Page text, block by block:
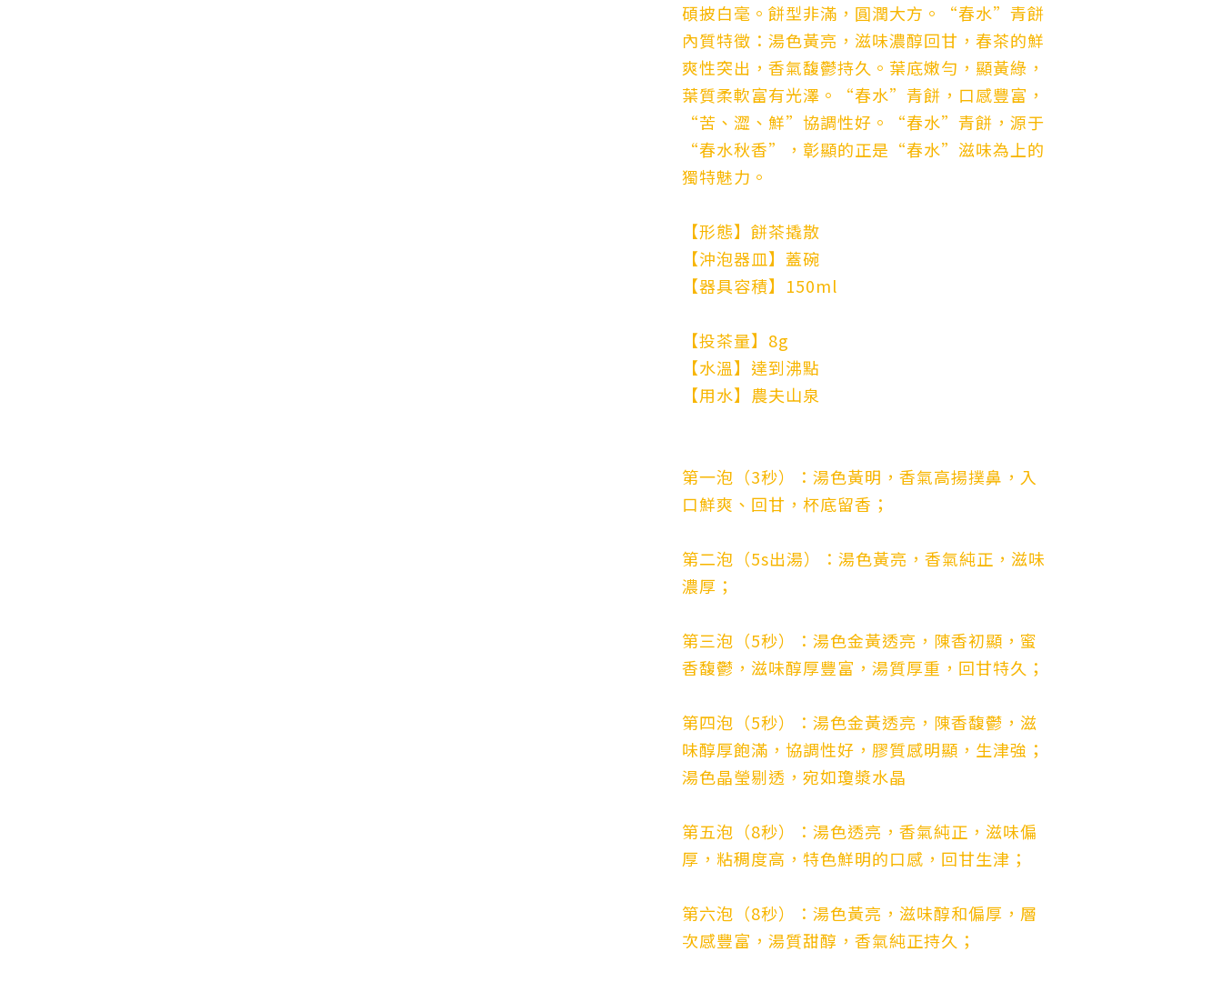
碩披白毫。餅型非滿，圓潤大方。“春水”青餅
內質特徵：湯色黃亮，滋味濃醇回甘，春茶的鮮
爽性突出，香氣馥鬱持久。葉底嫩勻，顯黃綠，
葉質柔軟富有光澤。“春水”青餅，口感豐富，
“苦、澀、鮮”協調性好。“春水”青餅，源于
“春水秋香”，彰顯的正是“春水”滋味為上的
獨特魅力。
【形態】餅茶撬散
【沖泡器皿】蓋碗
【器具容積】150ml
【投茶量】8g
【水溫】達到沸點
【用水】農夫山泉
第一泡（3秒）：湯色黃明，香氣高揚撲鼻，入
口鮮爽、回甘，杯底留香；
第二泡（5s出湯）：湯色黃亮，香氣純正，滋味
濃厚；
第三泡（5秒）：湯色金黃透亮，陳香初顯，蜜
香馥鬱，滋味醇厚豐富，湯質厚重，回甘特久；
第四泡（5秒）：湯色金黃透亮，陳香馥鬱，滋
味醇厚飽滿，協調性好，膠質感明顯，生津強；
湯色晶瑩剔透，宛如瓊漿水晶
第五泡（8秒）：湯色透亮，香氣純正，滋味偏
厚，粘稠度高，特色鮮明的口感，回甘生津；
第六泡（8秒）：湯色黃亮，滋味醇和偏厚，層
次感豐富，湯質甜醇，香氣純正持久；